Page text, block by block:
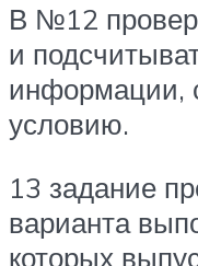
В №12
и
информации,
условию.
13 задание
варианта
которых